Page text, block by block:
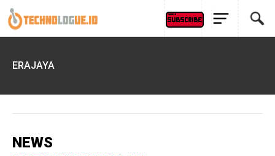
ERAJAYA
NEWS